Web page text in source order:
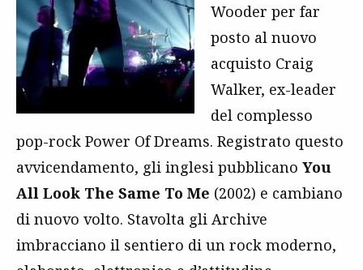
Wooder per far
posto al nuovo
acquisto Craig
Walker, ex-leader
del complesso
pop-rock Power Of Dreams. Registrato questo
avvicendamento, gli inglesi pubblicano You
All Look The Same To Me (2002) e cambiano
di nuovo volto. Stavolta gli Archive
imbracciano il sentiero di un rock moderno,